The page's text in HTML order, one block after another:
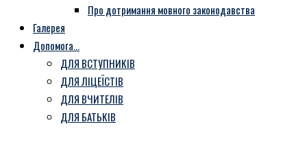
Про дотримання мовного законодавства
Галерея
Допомога…
ДЛЯ ВСТУПНИКІВ
ДЛЯ ЛІЦЕЇСТІВ
ДЛЯ ВЧИТЕЛІВ
ДЛЯ БАТЬКІВ